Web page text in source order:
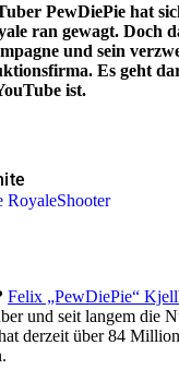
PewDiePie hat
ran gewagt. Doch
und sein
Es geht
ist.
RoyaleShooter
Felix „PewDiePie“
und seit langem die
derzeit über 84